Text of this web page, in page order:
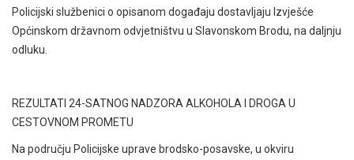
Policijski službenici o opisanom događaju dostavljaju Izvješće
Općinskom državnom odvjetništvu u Slavonskom Brodu, na daljnju
odluku.
REZULTATI 24-SATNOG NADZORA ALKOHOLA I DROGA U
CESTOVNOM PROMETU
Na području Policijske uprave brodsko-posavske, u okviru